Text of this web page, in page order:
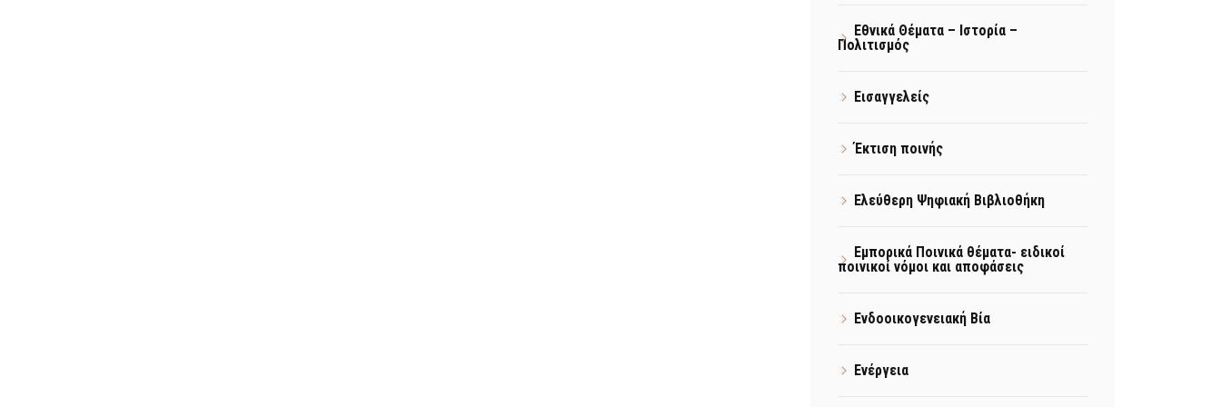
Εθνικά Θέματα – Ιστορία –
Πολιτισμός
Εισαγγελείς
Έκτιση ποινής
Ελεύθερη Ψηφιακή Βιβλιοθήκη
Εμπορικά Ποινικά θέματα- ειδικοί
ποινικοί νόμοι και αποφάσεις
Ενδοοικογενειακή Βία
Ενέργεια